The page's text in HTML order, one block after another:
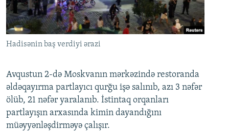
Hadisənin baş verdiyi ərazi
Avqustun 2-də Moskvanın mərkəzində restoranda
əldəqayırma partlayıcı qurğu işə salınıb, azı 3 nəfər
ölüb, 21 nəfər yaralanıb. İstintaq orqanları
partlayışın arxasında kimin dayandığını
müəyyənləşdirməyə çalışır.